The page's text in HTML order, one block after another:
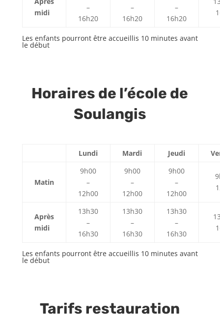
midi
–
16h20
–
16h20
–
16h20
Les enfants pourront être accueillis 10 minutes avant
le début
Horaires de l’école de
Soulangis
Lundi Mardi Jeudi
Matin
9h00
–
12h00
9h00
–
12h00
9h00
–
12h00
Après
midi
13h30
–
16h30
13h30
–
16h30
13h30
–
16h30
Les enfants pourront être accueillis 10 minutes avant
le début
Tarifs restauration